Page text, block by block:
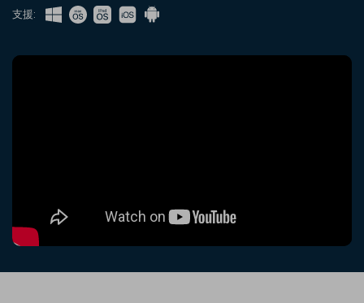
AI提示詞大全
收錄 100+ 熱門影片提示詞，快
我們隨時為您提供協助 如何用 Filmora 做出影響力
產品信息
立即購買 登入
支援: